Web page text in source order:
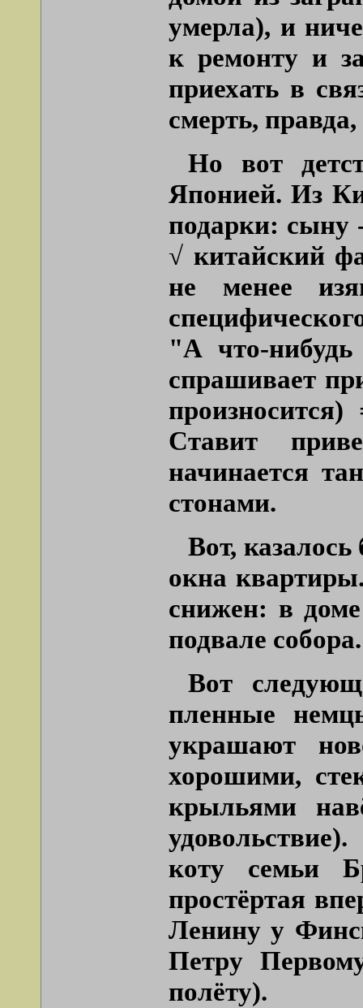
умерла), и
к ремонту и
приехать в
смерть,
Но вот
Японией. Из
подарки: сыну
√ китайский
не менее
"А что-
спрашивает
произносится)
Ставит
начинается
стонами.
Вот,
окна
снижен: в
подвале собора.
Вот
пленные
украшают
хорошими,
крыльями
коту семьи
простёртая
Ленину у
Петру
полёту).